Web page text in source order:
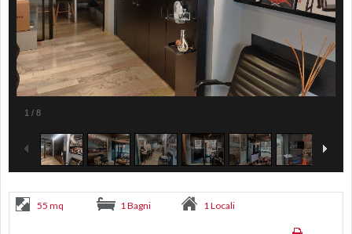
1 / 8
55 mq 1 Bagni 1 Locali